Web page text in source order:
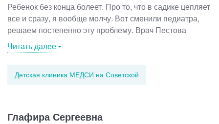
Ребенок без конца болеет. Про то, что в садике цепляет
все и сразу, я вообще молчу. Вот сменили педиатра,
решаем постепенно эту проблему. Врач Пестова
нам очень импонирует. И дело свое знает, и с детьми
общаться умеет.
Читать далее
Детская клиника МЕДСИ на Советской
Глафира Сергеевна